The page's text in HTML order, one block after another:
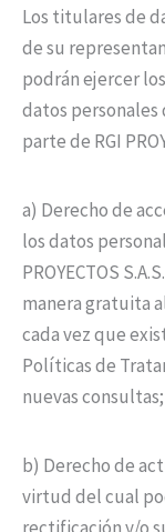
Los titulares de
de su
podrán ejercer
datos
parte de RGI
a) Derecho de
los datos
PROYECTOS
manera gratuita
cada vez que
Políticas de
nuevas consultas;
b) Derecho de
virtud del cual